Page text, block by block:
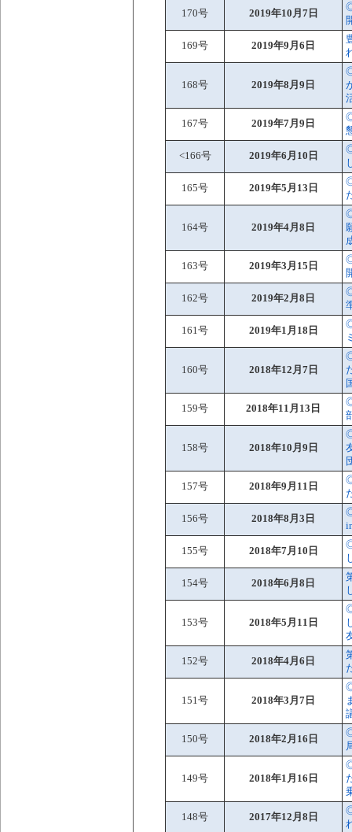
170号 2019年10月7日
169号 2019年9月6日
168号 2019年8月9日
167号 2019年7月9日
<166号 2019年6月10日
165号 2019年5月13日
164号 2019年4月8日
163号 2019年3月15日
162号 2019年2月8日
161号 2019年1月18日
160号 2018年12月7日
159号 2018年11月13日
158号 2018年10月9日
157号 2018年9月11日
156号 2018年8月3日
155号 2018年7月10日
154号 2018年6月8日
153号 2018年5月11日
152号 2018年4月6日
151号 2018年3月7日
150号 2018年2月16日
149号 2018年1月16日
148号 2017年12月8日